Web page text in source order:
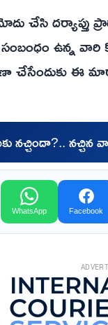
చేసి దర్యాప్తు
సంబంధం ఉన్న
ఈ
నచ్చిందా?.. నచ్చిన
WhatsApp Facebook